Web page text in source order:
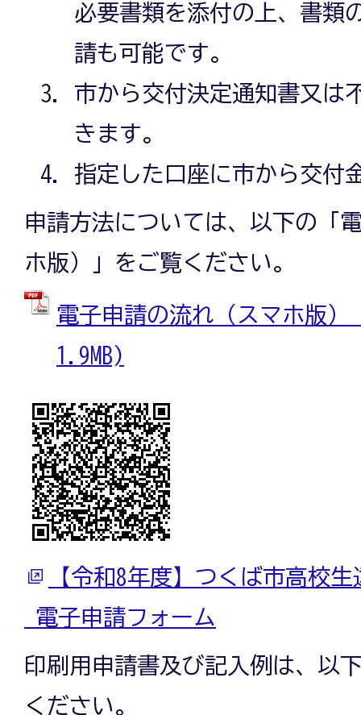
必要書類を添付の上、書類
請も可能です。
市から交付決定通知書又は
きます。
指定した口座に市から交付
申請方法については、以下の「
ホ版）」をご覧ください。
電子申請の流れ（スマホ版）
1.9MB)
【令和8年度】つくば市高校
_電子申請フォーム
印刷用申請書及び記入例は、以
ください。